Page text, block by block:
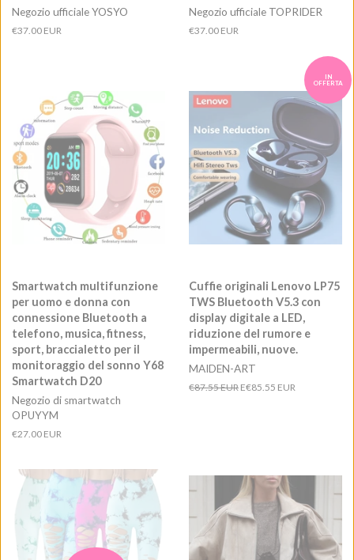
Negozio ufficiale YOSYO
Prezzo
€37.00 EUR
Negozio ufficiale TOPRIDER
Prezzo
€37.00 EUR
Smartwatch multifunzione
per uomo e donna con
connessione Bluetooth a
telefono, musica, fitness,
sport, braccialetto per il
monitoraggio del sonno Y68
Smartwatch D20
Negozio di smartwatch
OPUYYM
Prezzo
€27.00 EUR
IN
OFFERTA
Cuffie originali Lenovo LP75
TWS Bluetooth V5.3 con
display digitale a LED,
riduzione del rumore e
impermeabili, nuove.
MAIDEN-ART
Prezzo
€87.55 EUR E€85.55 EUR